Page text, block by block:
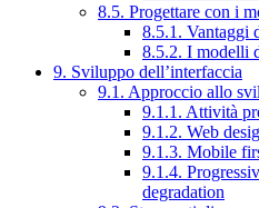
8.5. Progettare con i
8.5.1. Vantaggi
8.5.2. I modelli
9. Sviluppo dell’interfaccia
9.1. Approccio allo
9.1.1. Attività
9.1.2. Web
9.1.3. Mobile
9.1.4.
degradation